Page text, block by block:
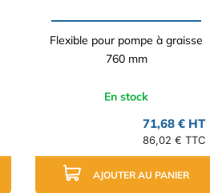
Flexible pour pompe à graisse
760 mm
En stock
71,68 € HT
86,02 € TTC
AJOUTER AU PANIER